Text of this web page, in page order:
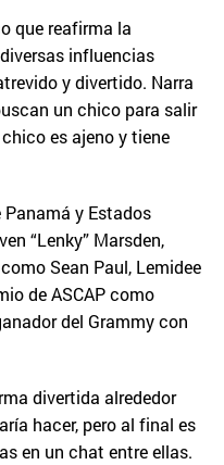
que reafirma la
influencias
y divertido. Narra
un chico para salir
es ajeno y tiene
y Estados
“Lenky” Marsden,
Sean Paul, Lemidee
de ASCAP como
del Grammy con
divertida alrededor
hacer, pero al final es
en un chat entre ellas.